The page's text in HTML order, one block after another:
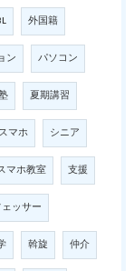
外国籍
ン パソコン
夏期講習
スマホ シニア
マホ教室 支援
ッサー
斡旋 仲介